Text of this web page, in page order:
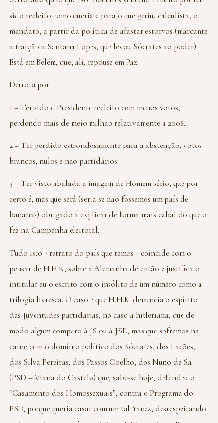
sido reeleito como queria e para o que geriu, calculista, o
mandato, a partir da política de afastar estorvos (marcante
a traição a Santana Lopes, que levou Sócrates ao poder).
Está em Belém, que, ali, repouse em Paz.
Derrota por:
1 – Ter sido o Presidente reeleito com menos votos,
perdendo mais de meio milhão relativamente a 2006.
2 – Ter perdido estrondosamente para a abstenção, votos
brancos, nulos e não partidários.
3 – Ter visto abalada a imagem de Homem sério, que por
certo é, mas que será (seria se não fossemos um país de
bananas) obrigado a explicar de forma mais cabal do que o
fez na Campanha eleitoral.
Tudo isto - retrato do país que temos - coincide com o
pensar de H.H.K, sobre a Alemanha de então e justifica o
intitular eu o escrito com o insólito de um número como a
trilogia livresca. O caso é que H.H.K. denuncia o espírito
das Juventudes partidárias, no caso a hitleriana, que de
modo algum comparo à JS ou à JSD, mas que sofremos na
carne com o domínio político dos Sócrates, dos Lacões,
dos Silva Pereiras, dos Passos Coelho, dos Nuno de Sá
(PSD – Viana do Castelo) que, sabe-se hoje, defendeu o
“Casamento dos Homossexuais”, contra o Programa do
PSD, porque queria casar com um tal Yanez, desrespeitando